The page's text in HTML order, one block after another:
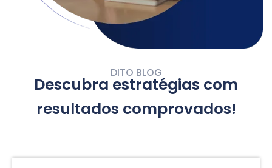
DITO BLOG
Descubra estratégias com
resultados comprovados!